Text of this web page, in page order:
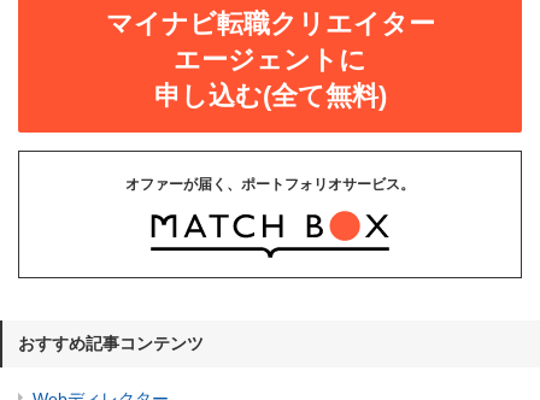
マイナビ転職クリエイター
エージェントに
申し込む(全て無料)
オファーが届く、ポートフォリオサービス。
おすすめ記事コンテンツ